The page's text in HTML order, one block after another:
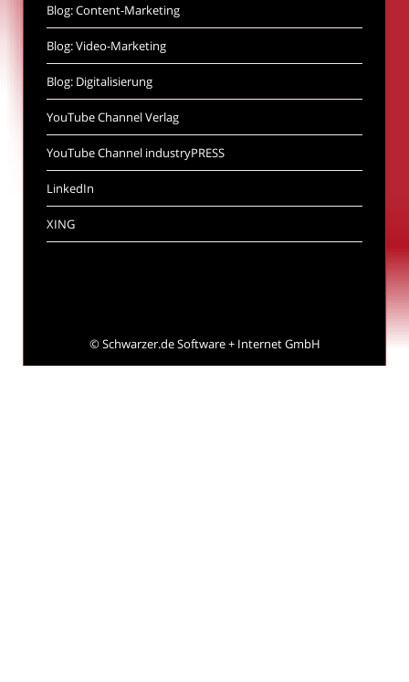
Blog: Content-Marketing
Blog: Video-Marketing
Blog: Digitalisierung
YouTube Channel Verlag
YouTube Channel industryPRESS
LinkedIn
XING
©Schwarzer.de Software + Internet GmbH